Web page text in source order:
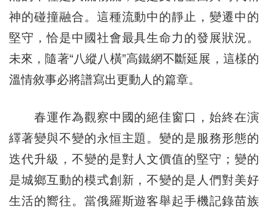
神的碰撞融合。這種流動中的靜止，變遷中的
堅守，恰是中國社會最具生命力的發展狀況。
未來，隨著“八縱八橫”高鐵網不斷延展，這樣的
溫情敘事必將譜寫出更動人的篇章。
春運作為觀察中國的絕佳窗口，始終在演
繹著變與不變的永恒主題。變的是服務形態的
迭代升級，不變的是對人文價值的堅守；變的
是城鄉互動的模式創新，不變的是人們對美好
生活的嚮往。當俄羅斯遊客舉起手機記錄苗族